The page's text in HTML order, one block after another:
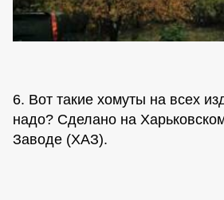
6. Вот такие хомуты на всех
надо? Сделано на
Заводе (ХАЗ).